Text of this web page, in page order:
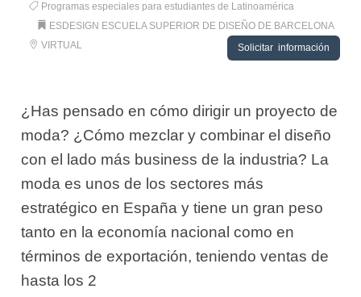
Programas especiales para estudiantes de Latinoamérica
ESDESIGN ESCUELA SUPERIOR DE DISEÑO DE BARCELONA
VIRTUAL
Solicitar información
¿Has pensado en cómo dirigir un proyecto de
moda? ¿Cómo mezclar y combinar el diseño
con el lado más business de la industria? La
moda es unos de los sectores más
estratégico en España y tiene un gran peso
tanto en la economía nacional como en
términos de exportación, teniendo ventas de
hasta los 2